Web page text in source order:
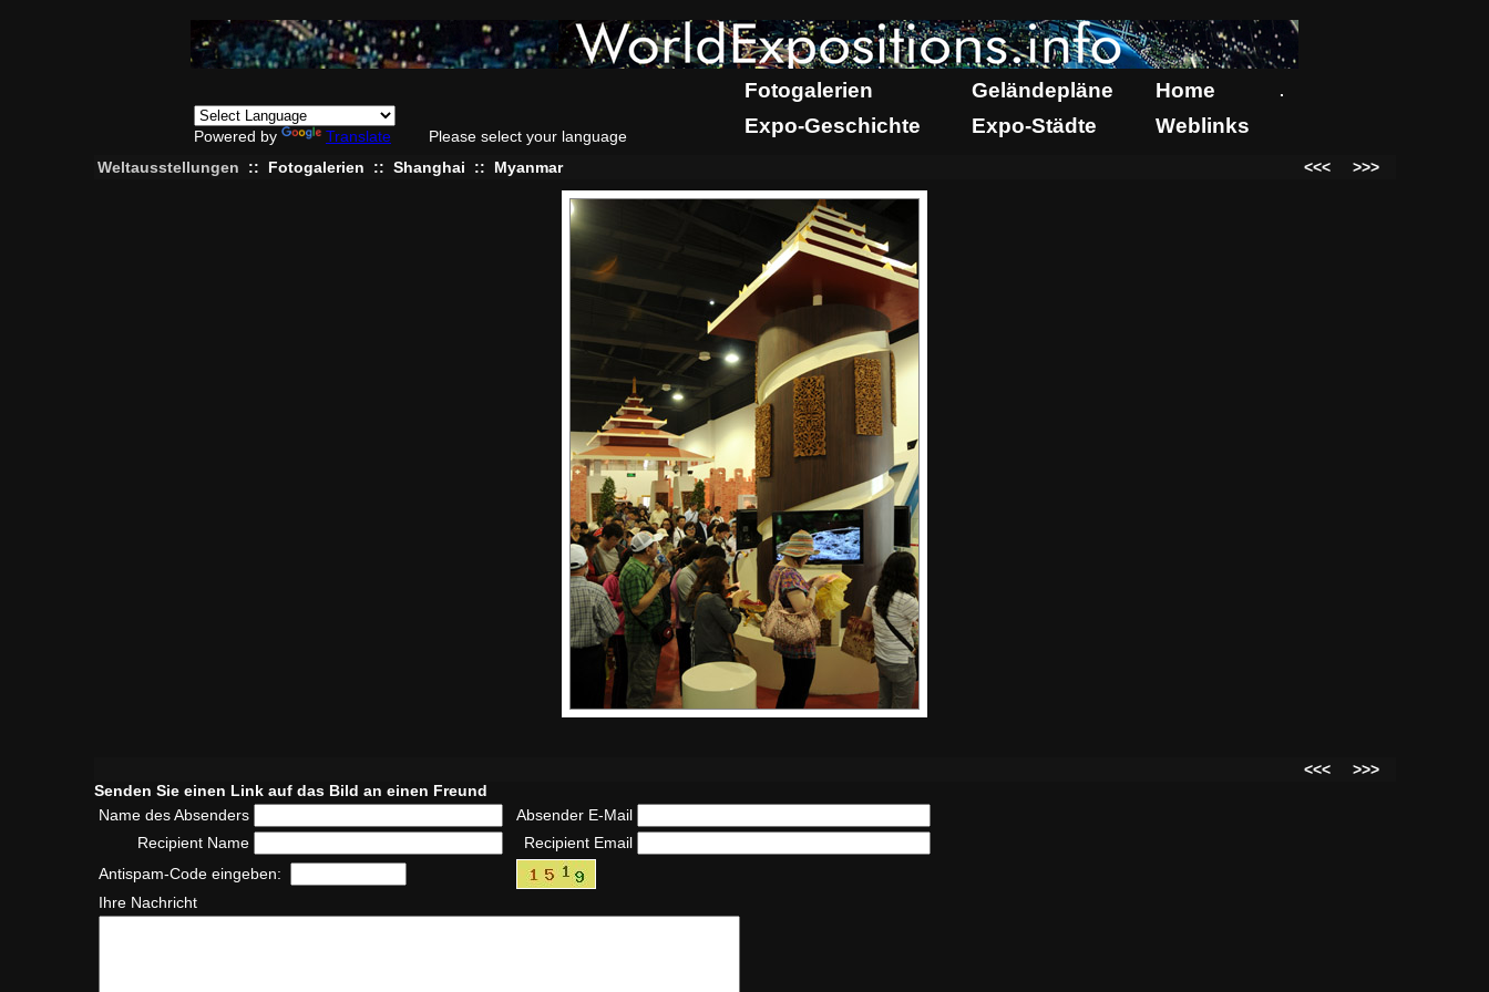
Powered by Translate Please select your language
Fotogalerien Geländepläne Home .
Expo-Geschichte Expo-Städte Weblinks
Weltausstellungen :: Fotogalerien :: Shanghai :: Myanmar <<< >>>
<<<
>>>
Senden Sie einen Link auf das Bild an einen Freund
Name des Absenders
Absender E-Mail
Recipient Name
Recipient Email
Antispam-Code eingeben:
Ihre Nachricht